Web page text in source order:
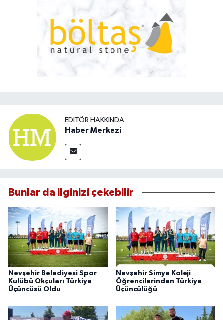
EDITÖR HAKKINDA
Haber Merkezi
Bunlar da ilginizi çekebilir
Nevşehir Belediyesi Spor
Kulübü Okçuları Türkiye
Üçüncüsü Oldu
Nevşehir Simya Koleji
Öğrencilerinden Türkiye
Üçüncülüğü